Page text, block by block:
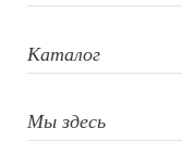
Каталог
Мы здесь